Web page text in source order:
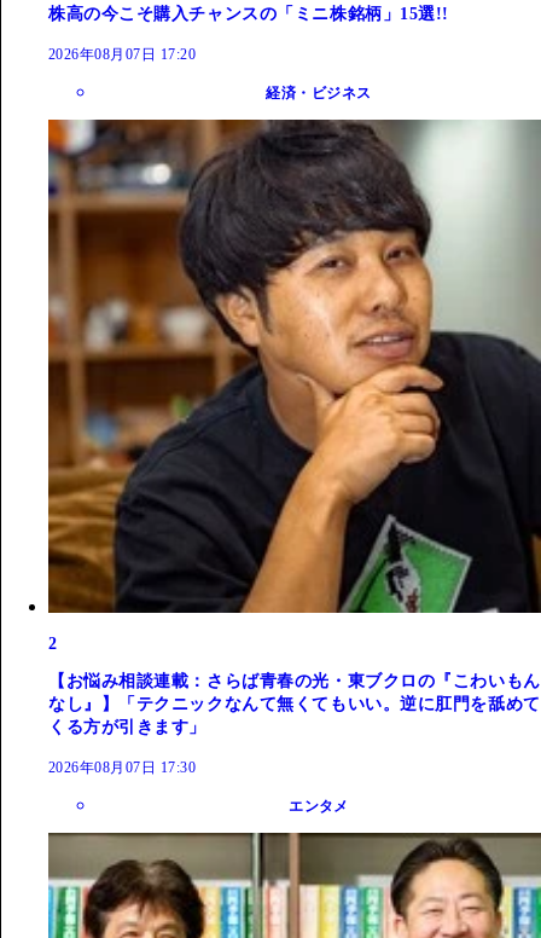
株高の今こそ購入チャンスの「ミニ株銘柄」15選!!
2026年08月07日 17:20
経済・ビジネス
2
【お悩み相談連載：さらば青春の光・東ブクロの『こわいもん
なし』】「テクニックなんて無くてもいい。逆に肛門を舐めて
くる方が引きます」
2026年08月07日 17:30
エンタメ